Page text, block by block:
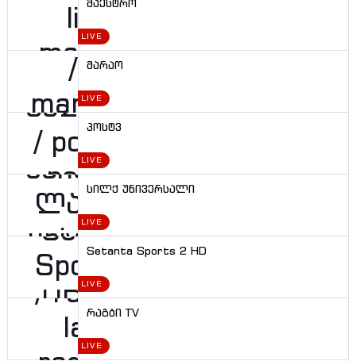
მაესტრო
LIVE
მარაო
LIVE
პოსტვ
LIVE
სილქ უნივერსალი
LIVE
Setanta Sports 2 HD
LIVE
რაგბი TV
LIVE